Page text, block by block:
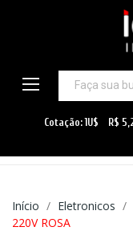
Início Eletronicos
220V ROSA